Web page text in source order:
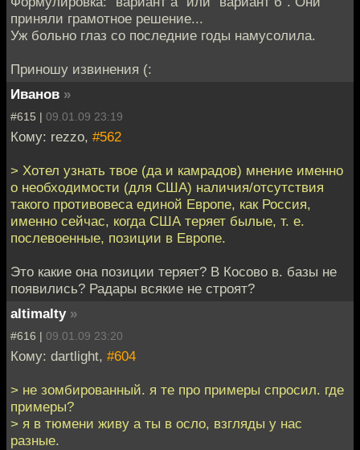
приняли грамотное решение...
Уж больно глаз со последние годы намусолила.
Приношу извинения (:
Иванов »
#615 | 09.01.09 23:19
Кому: rezzo, #562
> Хотел узнать твое (да и камрадов) мнение именно
о необходимости (для США) наличия/отсутствия
такого противовеса единой Европе, как Россия,
именно сейчас, когда США теряет былые, т. е.
послевоенные, позиции в Европе.
Это какие она позиции теряет? В Косово в. базы не
появились? Радары всякие не строят?
altimalty »
#616 | 09.01.09 23:20
Кому: dartlight, #604
> не зомбированный. я те про примеры спросил. где
примеры?
> я в тюмени живу а ты в осло, взгляды у нас
разные.